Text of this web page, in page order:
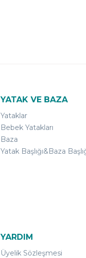
YATAK VE BAZA
Yataklar
Bebek Yatakları
Baza
Yatak Başlığı&Baza
YARDIM
Üyelik Sözleşmesi